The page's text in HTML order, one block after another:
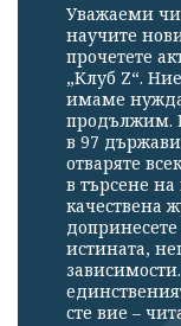
Уважаеми
научите
прочетете
„Клуб Z“.
имаме нужда
продължим.
в 97
отваряте
в търсене
качествена
истината,
сте вие –